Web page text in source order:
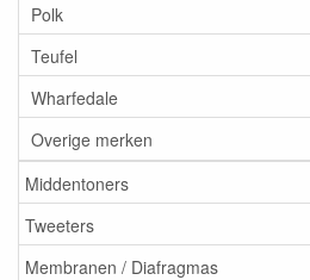
Polk
Teufel
Wharfedale
Overige merken
Middentoners
Tweeters
Membranen / Diafragmas